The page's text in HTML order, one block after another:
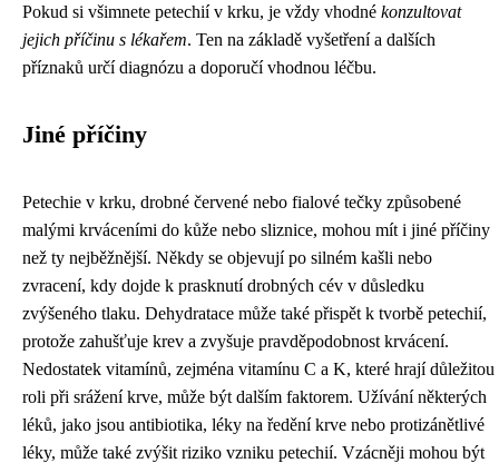
Pokud si všimnete petechií v krku, je vždy vhodné konzultovat
jejich příčinu s lékařem. Ten na základě vyšetření a dalších
příznaků určí diagnózu a doporučí vhodnou léčbu.
Jiné příčiny
Petechie v krku, drobné červené nebo fialové tečky způsobené
malými krváceními do kůže nebo sliznice, mohou mít i jiné příčiny
než ty nejběžnější. Někdy se objevují po silném kašli nebo
zvracení, kdy dojde k prasknutí drobných cév v důsledku
zvýšeného tlaku. Dehydratace může také přispět k tvorbě petechií,
protože zahušťuje krev a zvyšuje pravděpodobnost krvácení.
Nedostatek vitamínů, zejména vitamínu C a K, které hrají důležitou
roli při srážení krve, může být dalším faktorem. Užívání některých
léků, jako jsou antibiotika, léky na ředění krve nebo protizánětlivé
léky, může také zvýšit riziko vzniku petechií. Vzácněji mohou být